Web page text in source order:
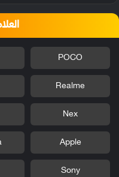
POCO
Realme
Nex
Apple
Sony